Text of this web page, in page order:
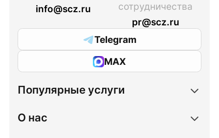
info@scz.ru
сотрудничества
pr@scz.ru
Telegram
MAX
Популярные услуги
О нас